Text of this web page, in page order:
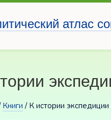
атлас
Книги / К истории